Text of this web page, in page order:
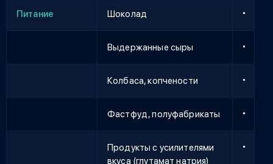
Питание Шоколад
Выдержанные сыры
Колбаса, копчености
Фастфуд, полуфабрикаты
Продукты с усилителями
вкуса (глутамат натрия)